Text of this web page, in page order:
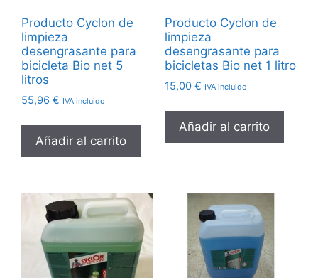
Producto Cyclon de
limpieza
desengrasante para
bicicleta Bio net 5
litros
55,96 € IVA incluido
Añadir al carrito
Producto Cyclon de
limpieza
desengrasante para
bicicletas Bio net 1 litro
15,00 € IVA incluido
Añadir al carrito